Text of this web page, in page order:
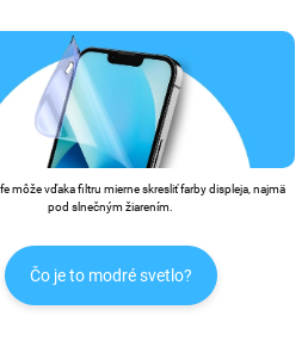
môže vďaka filtru mierne skresliť farby displeja, najmä
pod slnečným žiarením.
Čo je to modré svetlo?